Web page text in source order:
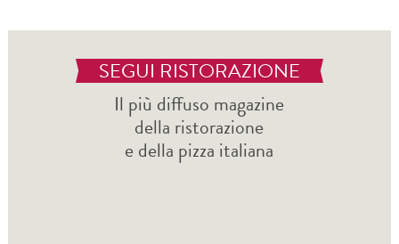
SEGUI RISTORAZIONE
Il più diffuso magazine
della ristorazione
e della pizza italiana